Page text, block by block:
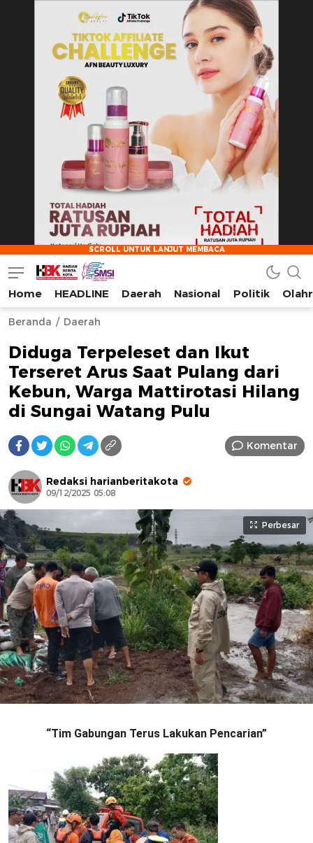
AFN BEAUTY LUXURY
HarianBeritaKota
Mengabarkan Setiap Detil, Sudut, dan Cerita Kota
Home HEADLINE Daerah Nasional Politik
Beranda Daerah
Diduga Terpeleset dan Ikut
Terseret Arus Saat Pulang dari
Kebun, Warga Mattirotasi Hilang
di Sungai Watang Pulu
Komentar
Redaksi harianberitakota
09/12/2025 05:08
Perbesar
“Tim Gabungan Terus Lakukan Pencarian”